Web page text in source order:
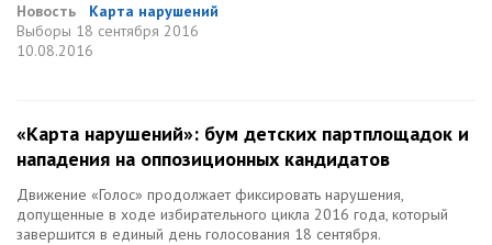
Новость
Карта нарушений
Выборы 18 сентября 2016
10.08.2016
«Карта нарушений»: бум детских партплощадок и
нападения на оппозиционных кандидатов
Движение «Голос» продолжает фиксировать нарушения,
допущенные в ходе избирательного цикла 2016 года, который
завершится в единый день голосования 18 сентября.